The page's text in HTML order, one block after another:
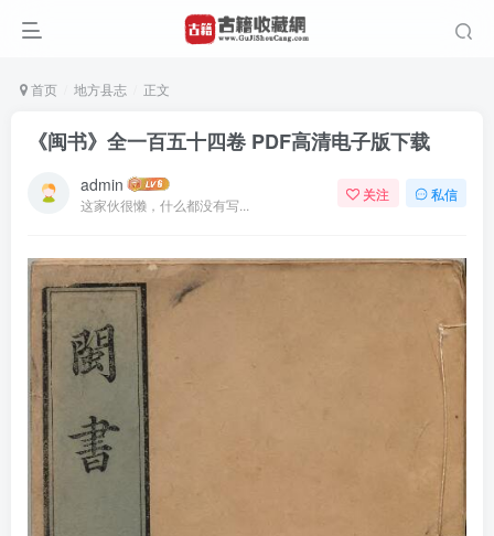
首页 地方县志 正文
《闽书》全一百五十四卷 PDF高清电子版下载
admin
这家伙很懒，什么都没有写...
关注 私信